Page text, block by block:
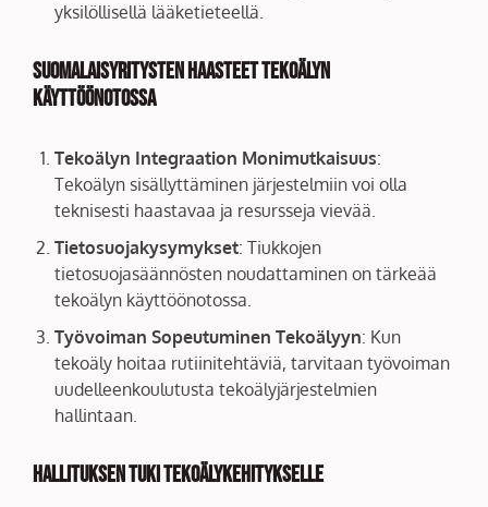
yksilöllisellä lääketieteellä.
Suomalaisyritysten Haasteet Tekoälyn
Käyttöönotossa
Tekoälyn Integraation Monimutkaisuus:
Tekoälyn sisällyttäminen järjestelmiin voi olla
teknisesti haastavaa ja resursseja vievää.
Tietosuojakysymykset: Tiukkojen
tietosuojasäännösten noudattaminen on tärkeää
tekoälyn käyttöönotossa.
Työvoiman Sopeutuminen Tekoälyyn: Kun
tekoäly hoitaa rutiinitehtäviä, tarvitaan työvoiman
uudelleenkoulutusta tekoälyjärjestelmien
hallintaan.
Hallituksen Tuki Tekoälykehitykselle